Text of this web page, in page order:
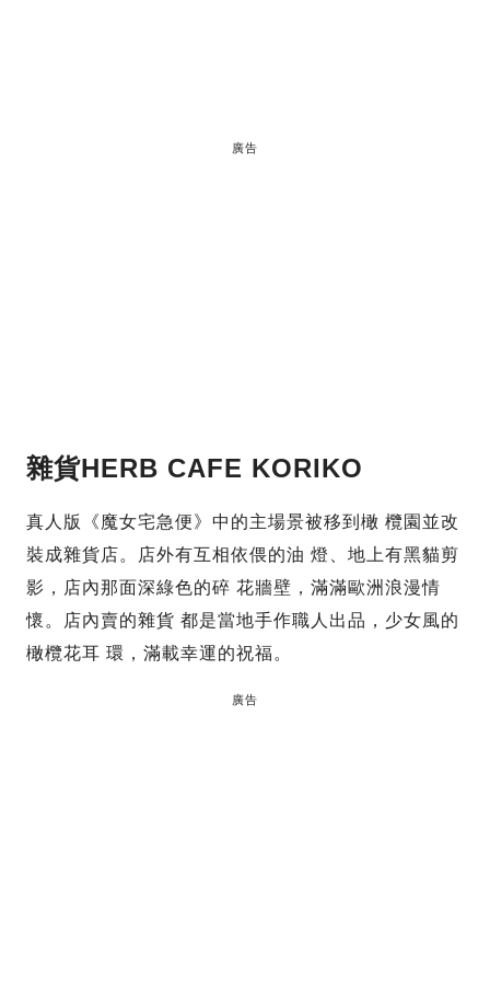
廣告
雜貨HERB CAFE KORIKO
真人版《魔女宅急便》中的主場景被移到橄 欖園並改
裝成雜貨店。店外有互相依偎的油 燈、地上有黑貓剪
影，店內那面深綠色的碎 花牆壁，滿滿歐洲浪漫情
懷。店內賣的雜貨 都是當地手作職人出品，少女風的
橄欖花耳 環，滿載幸運的祝福。
廣告